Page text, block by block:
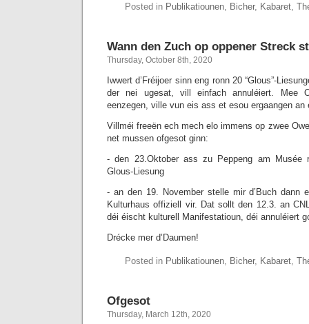
Posted in Publikatiounen, Bicher, Kabaret,
Wann den Zuch op oppener Streck
Thursday, October 8th, 2020
Iwwert d’Fréijoer sinn eng ronn 20 “Glous”-
der nei ugesat, vill einfach annuléiert. Mee
eenzegen, ville vun eis ass et esou ergaangen
Villméi freeën ech mech elo immens op zwee
net mussen ofgesot ginn:
- den 23.Oktober ass zu Peppeng am Musée
Glous-Liesung
- an den 19. November stelle mir d’Buch dann
Kulturhaus offiziell vir. Dat sollt den 12.3. an
déi éischt kulturell Manifestatioun, déi annuléiert
Drécke mer d’Daumen!
Posted in Publikatiounen, Bicher, Kabaret,
Ofgesot
Thursday, March 12th, 2020